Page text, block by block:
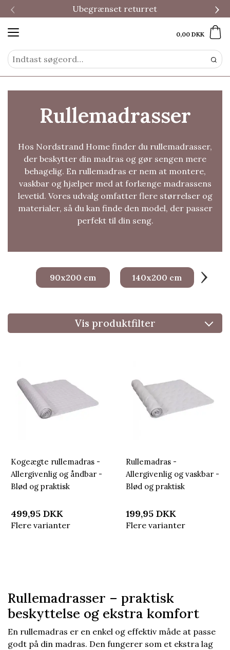
Ubegrænset returret
‹ ›
0,00 DKK
Rullemadrasser
Hos Nordstrand Home finder du rullemadrasser,
der beskytter din madras og gør sengen mere
behagelig. En rullemadras er nem at montere,
vaskbar og hjælper med at forlænge madrassens
levetid. Vores udvalg omfatter flere størrelser og
materialer, så du kan finde den model, der passer
perfekt til din seng.
90x200 cm 140x200 cm ›
Vis produktfilter
Kogeægte rullemadras -
Allergivenlig og åndbar -
Blød og praktisk
Nordstrand Home
499,95 DKK
Flere varianter
Rullemadras -
Allergivenlig og vaskbar -
Blød og praktisk
Nordstrand Home
199,95 DKK
Flere varianter
Rullemadrasser – praktisk
beskyttelse og ekstra komfort
En rullemadras er en enkel og effektiv måde at passe
godt på din madras. Den fungerer som et ekstra lag